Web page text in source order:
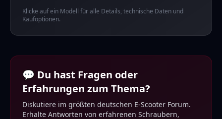
Klicke auf ein Modell für alle Details, technische Daten und
Kaufoptionen.
💬 Du hast Fragen oder
Erfahrungen zum Thema?
Diskutiere im größten deutschen E-Scooter Forum.
Erhalte Antworten von erfahrenen Schraubern,